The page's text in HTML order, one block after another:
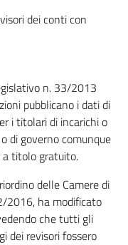
dei conti con
n. 33/2013
pubblicano i dati di
i titolari di incarichi o
di governo comunque
titolo gratuito.
delle Camere di
2016, ha modificato
che tutti gli
dei revisori fossero